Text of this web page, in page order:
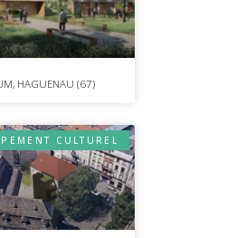
HAGUENAU (67)
CULTUREL